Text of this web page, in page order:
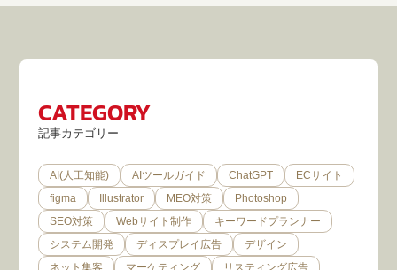
CATEGORY
記事カテゴリー
AI(人工知能) AIツールガイド ChatGPT
ECサイト
figma
Illustrator MEO対策
Photoshop
SEO対策
Webサイト制作
キーワードプランナー
システム開発
ディスプレイ広告
デザイン
ネット集客
マーケティング
リスティング広告